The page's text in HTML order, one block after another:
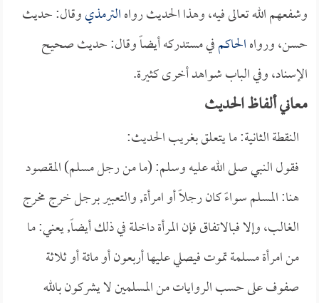
وشفعهم الله تعالى فيه، وهذا الحديث رواهالترمذيوقال: حديث
حسن، ورواهالحاكمفي مستدركه أيضاً وقال: حديث صحيح
الإسناد، وفي الباب شواهد أخرى كثيرة.
معاني ألفاظ الحديث
النقطة الثانية: ما يتعلق بغريب الحديث:
فقول النبي صلى الله عليه وسلم: (ما من رجل مسلم) المقصود
هنا: المسلم سواءً كان رجلاً أو امرأة, والتعبير برجل خرج مخرج
الغالب، وإلا فبالاتفاق فإن المرأة داخلة في ذلك أيضاً, يعني: ما
من امرأة مسلمة تموت فيصلي عليها أربعون أو مائة أو ثلاثة
صفوف على حسب الروايات من المسلمين لا يشركون بالله